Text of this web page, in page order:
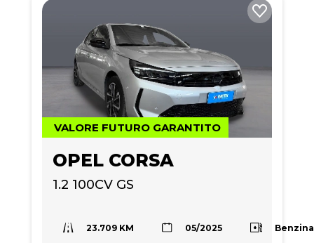
VALORE FUTURO GARANTITO
OPEL CORSA
1.2 100CV GS
23.709 KM 05/2025 Benzina